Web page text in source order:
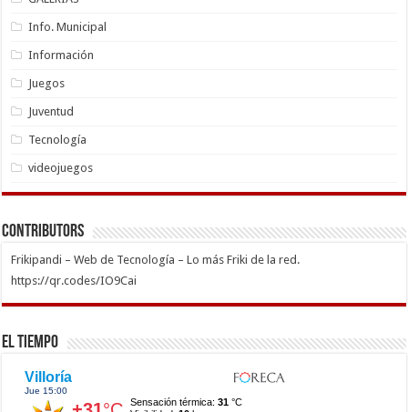
Info. Municipal
Información
Juegos
Juventud
Tecnología
videojuegos
Contributors
Frikipandi – Web de Tecnología – Lo más Friki de la red.
https://qr.codes/IO9Cai
El Tiempo